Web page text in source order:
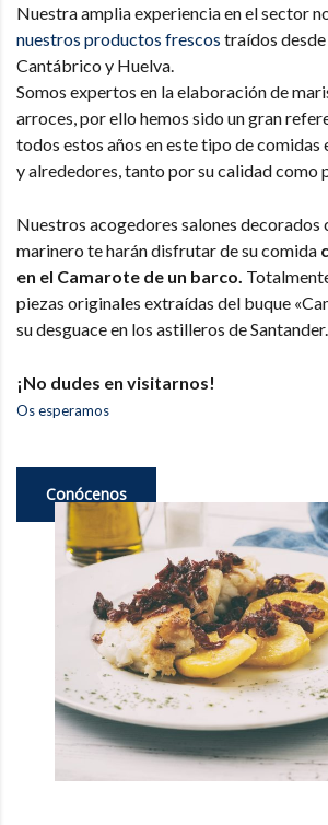
Nuestra amplia experiencia en el sector
nuestros productos frescos traídos
Cantábrico y Huelva.
Somos expertos en la elaboración de
arroces, por ello hemos sido un gran
todos estos años en este tipo de comidas
y alrededores, tanto por su calidad como
Nuestros acogedores salones decorados
marinero te harán disfrutar de su comida
en el Camarote de un barco.
piezas originales extraídas del buque
su desguace en los astilleros de Santander.
¡No dudes en visitarnos!
Os esperamos
Conócenos